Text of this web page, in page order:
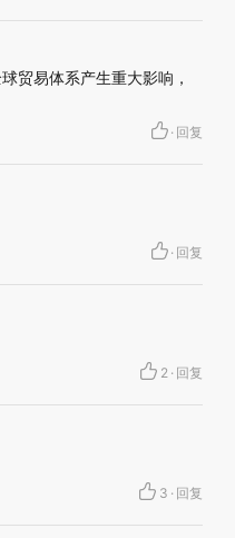
贸易体系产生重大影响，
· 回复
· 回复
2 · 回复
3 · 回复